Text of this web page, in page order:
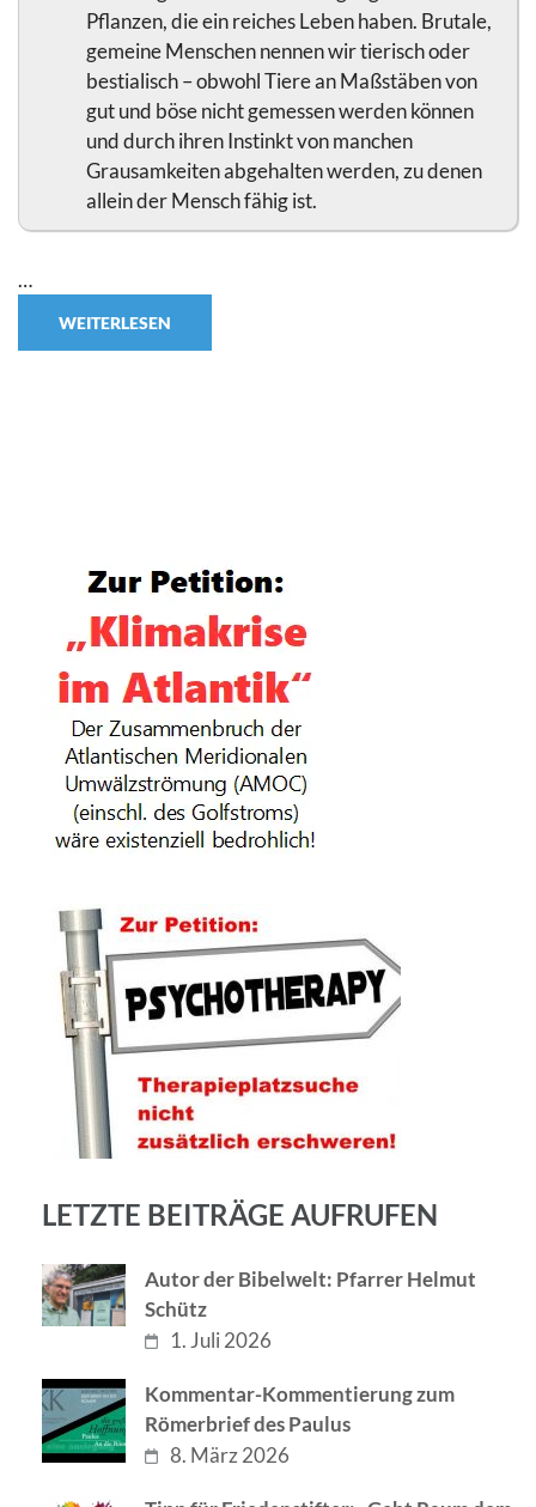
Pflanzen, die ein reiches Leben haben. Brutale,
gemeine Menschen nennen wir tierisch oder
bestialisch – obwohl Tiere an Maßstäben von
gut und böse nicht gemessen werden können
und durch ihren Instinkt von manchen
Grausamkeiten abgehalten werden, zu denen
allein der Mensch fähig ist.
…
WEITERLESEN
LETZTE BEITRÄGE AUFRUFEN
Autor der Bibelwelt: Pfarrer Helmut
Schütz
1. Juli 2026
Kommentar-Kommentierung zum
Römerbrief des Paulus
8. März 2026